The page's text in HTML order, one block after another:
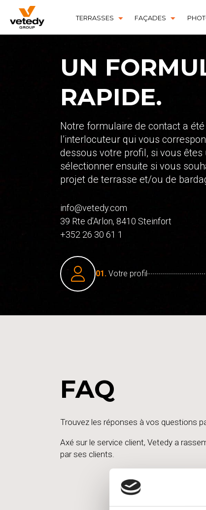
TERRASSES
TECHNIDECK
FAÇADES
UN
RAPIDE.
Notre formulaire de contact a
l’interlocuteur qui vous
dessous votre profil, si vous
sélectionner ensuite si vous
projet de terrasse et/ou de
info@vetedy.com
39 Rte d’Arlon, 8410 Steinfort
+352 26 30 61 1
01. Votre profil
FAQ
Trouvez les réponses à vos questions
Axé sur le service client, Vetedy a
par ses clients.